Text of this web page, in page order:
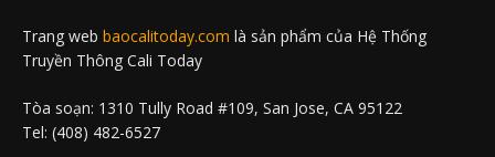
Trang web baocalitoday.com là sản phẩm của Hệ Thống
Truyền Thông Cali Today
Tòa soạn: 1310 Tully Road #109, San Jose, CA 95122
Tel: (408) 482-6527